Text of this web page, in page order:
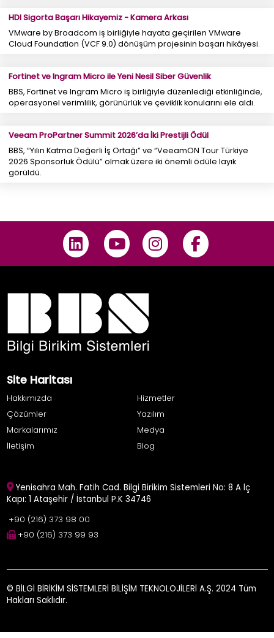
HDI Sigorta Başarı Hikayemiz - Kamera Arkası
VMware by Broadcom iş birliğiyle hayata geçirilen VMware
Cloud Foundation (VCF 9.0) dönüşüm projesinin başarı hikâyesi.
Fortinet ve Ingram Micro ile Yeni Nesil Siber Güvenlik
BBS, Fortinet ve Ingram Micro iş birliğiyle düzenlediği etkinliğinde,
operasyonel verimlilik, görünürlük ve çeviklik konularını ele aldı.
Veeam ProPartner Summit 2026’da İki Prestijli Ödül
BBS, “Yılın Katma Değerli İş Ortağı” ve “VeeamON Tour Türkiye
2026 Sponsorluk Ödülü” olmak üzere iki önemli ödüle layık
görüldü.
Site Haritası
Hakkımızda
Hizmetler
Çözümler
Yazılım
Markalarımız
Medya
İletişim
Blog
Yenisahra Mah. Fatih Cad. Bilgi Birikim Sistemleri No: 8 A İç
Kapı: 1 Ataşehir / İstanbul P.K 34746
+90 (216) 373 98 00
+90 (216) 373 99 93
© BİLGİ BİRİKİM SİSTEMLERİ BİLİŞİM TEKNOLOJİLERİ A.Ş. 2024 Tüm
Hakları Saklıdır.